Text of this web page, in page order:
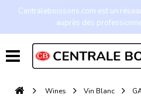
Centraleboissons.com est un
auprès des
Wines Vin Blanc